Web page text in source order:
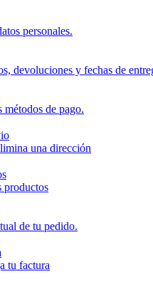
personales.
devoluciones y fechas de
de pago.
una dirección
productos
de tu pedido.
tu factura